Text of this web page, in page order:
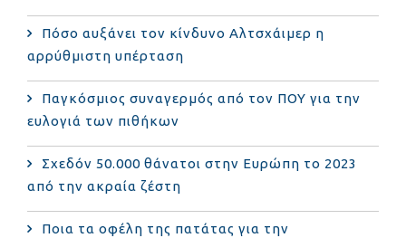
Πόσο αυξάνει τον κίνδυνο Αλτσχάιμερ η
αρρύθμιστη υπέρταση
Παγκόσμιος συναγερμός από τον ΠΟΥ για την
ευλογιά των πιθήκων
Σχεδόν 50.000 θάνατοι στην Ευρώπη το 2023
από την ακραία ζέστη
Ποια τα οφέλη της πατάτας για την